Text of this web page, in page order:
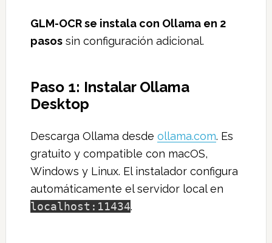
GLM-OCR se instala con Ollama en 2
pasossin configuración adicional.
Paso 1: Instalar Ollama
Desktop
Descarga Ollama desde ollama.com. Es
gratuito y compatible con macOS,
Windows y Linux. El instalador configura
automáticamente el servidor local en
localhost:11434.